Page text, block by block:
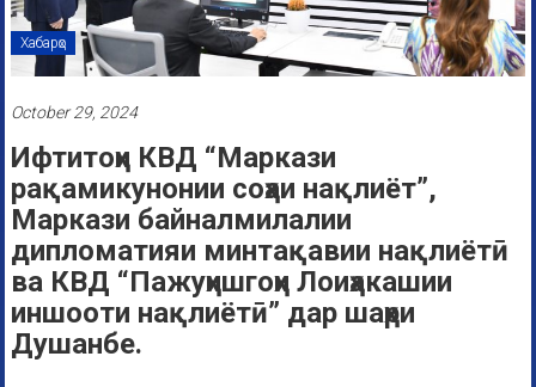
Хабарҳо
October 29, 2024
Ифтитоҳи КВД “Маркази
рақамикунонии соҳаи нақлиёт”,
Маркази байналмилалии
дипломатияи минтақавии нақлиётӣ
ва КВД “Пажуҳишгоҳи Лоиҳакашии
иншооти нақлиётӣ” дар шаҳри
Душанбе.